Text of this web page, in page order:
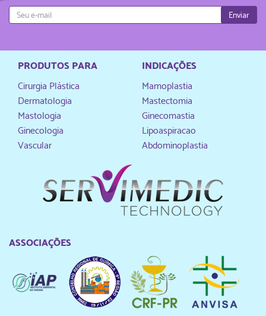
Enviar
PRODUTOS PARA
Cirurgia Plástica
Dermatologia
Mastologia
Ginecologia
Vascular
INDICAÇÕES
Mamoplastia
Mastectomia
Ginecomastia
Lipoaspiracao
Abdominoplastia
ASSOCIAÇÕES